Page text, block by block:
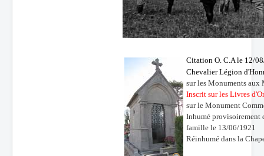
Citation O. C.A le 12/
Chevalier Légion
sur les Monuments aux
Inscrit sur les Livres
sur le Monument
Inhumé provisoirement
famille le 13/06/1921
Réinhumé dans la